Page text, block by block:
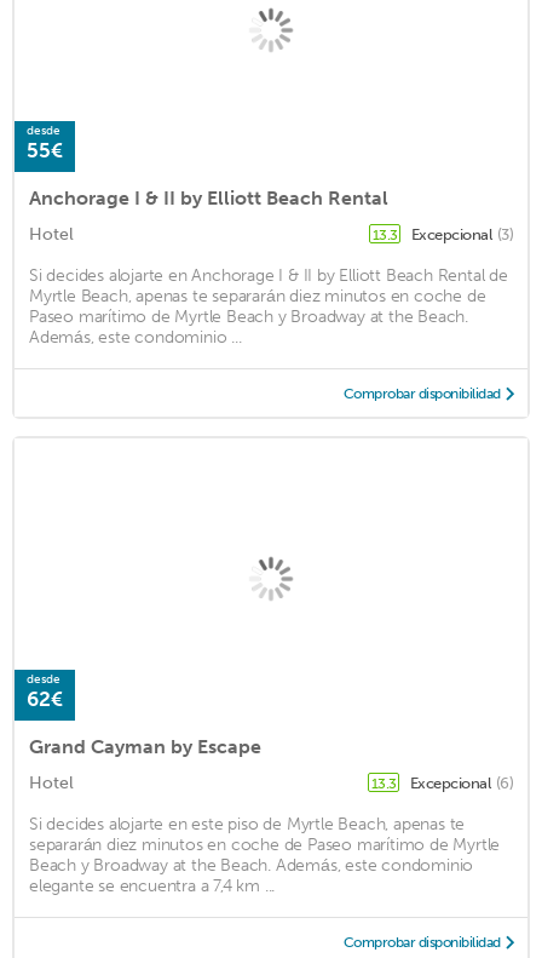
desde
55€
Anchorage I & II by Elliott Beach Rental
Hotel 13.3 Excepcional (3)
Si decides alojarte en Anchorage I & II by Elliott Beach Rental de
Myrtle Beach, apenas te separarán diez minutos en coche de
Paseo marítimo de Myrtle Beach y Broadway at the Beach.
Además, este condominio ...
Comprobar disponibilidad
desde
62€
Grand Cayman by Escape
Hotel 13.3 Excepcional (6)
Si decides alojarte en este piso de Myrtle Beach, apenas te
separarán diez minutos en coche de Paseo marítimo de Myrtle
Beach y Broadway at the Beach. Además, este condominio
elegante se encuentra a 7,4 km ...
Comprobar disponibilidad